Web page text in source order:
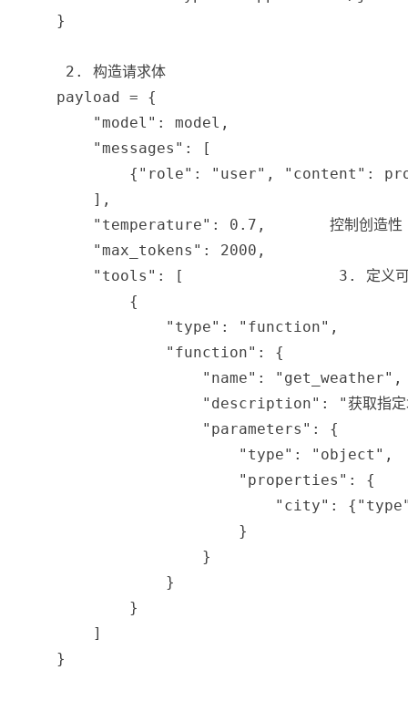
}
2. 构造请求体
    payload
=
{
"model" : model ,
"messages" :
[
{ "role" : "user" , "content" :
] ,
"temperature" : 0.7 ,
控制创造
"max_tokens" : 2000 ,
"tools" : [
3. 定义
{
"type" : "function" ,
"function" :
{
"name" : "get_weather" ,
"description" :
"获取指
"parameters" :
{
"type" : "object" ,
"properties" :
{
"city" : {
}
}
}
}
]
}